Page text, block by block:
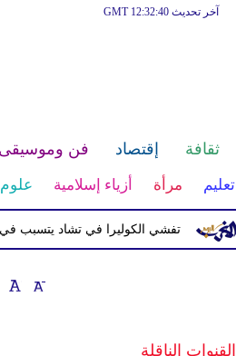
آخر تحديث GMT 12:32:40
ثقافة إقتصاد فن وموسيقى
تعليم مرأة أزياء إسلامية علوم
تفشي الكوليرا في تشاد يتسبب في وفاة 13 شخصا